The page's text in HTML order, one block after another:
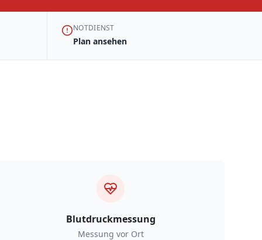
NOTDIENST
Plan ansehen
Blutdruckmessung
Messung vor Ort